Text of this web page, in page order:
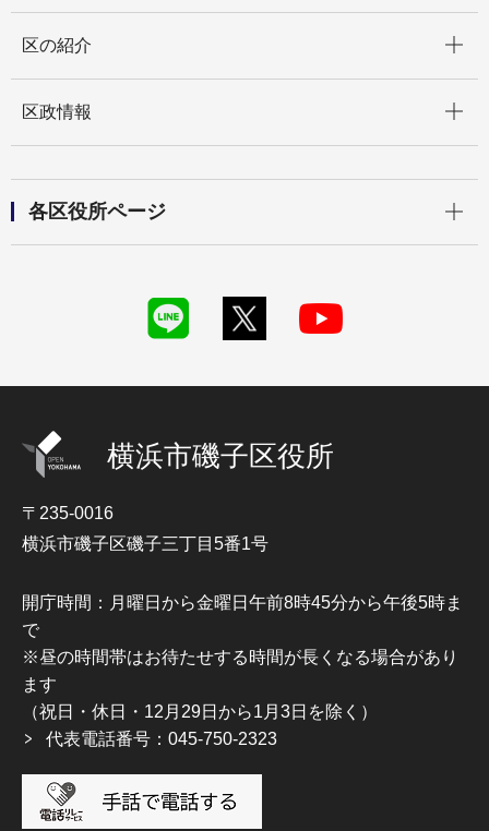
区の紹介
区政情報
各区役所ページ
横浜市磯子区役所
〒235-0016
横浜市磯子区磯子三丁目5番1号
開庁時間：月曜日から金曜日午前8時45分から午後5時ま
で
※昼の時間帯はお待たせする時間が長くなる場合があり
ます
（祝日・休日・12月29日から1月3日を除く）
代表電話番号：045-750-2323